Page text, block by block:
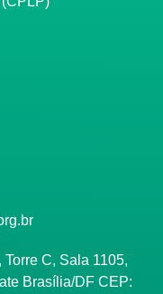
C, Sala 1105,
Brasília/DF CEP: